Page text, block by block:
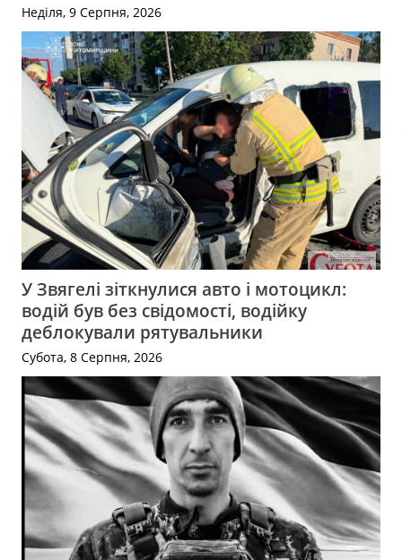
Неділя, 9 Серпня, 2026
У Звягелі зіткнулися авто і мотоцикл:
водій був без свідомості, водійку
деблокували рятувальники
Субота, 8 Серпня, 2026